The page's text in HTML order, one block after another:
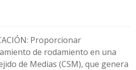
Proporcionar
de rodamiento en una
de Medias (CSM), que genera